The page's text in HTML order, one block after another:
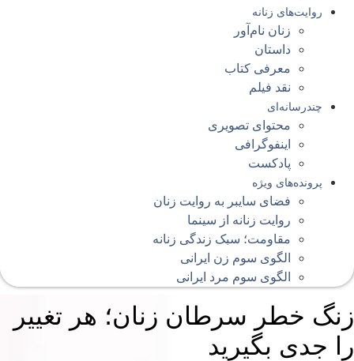
روایت‌های زنانه
زنان نام‌آور
داستان
معرفی کتاب
نقد فیلم
چندرسانه‌ای
محتوای تصویری
اینفوگرافی
پادکست
پرونده‌های ویژه
فضای سایبر به روایت زنان
روایت زنانه از سینما
مقاومت؛ سبک زندگی زنانه
الگوی سوم زن ایرانی
الگوی سوم مرد ایرانی
خطر سرطان زنان؛ هر تغییر
جدی بگیرید